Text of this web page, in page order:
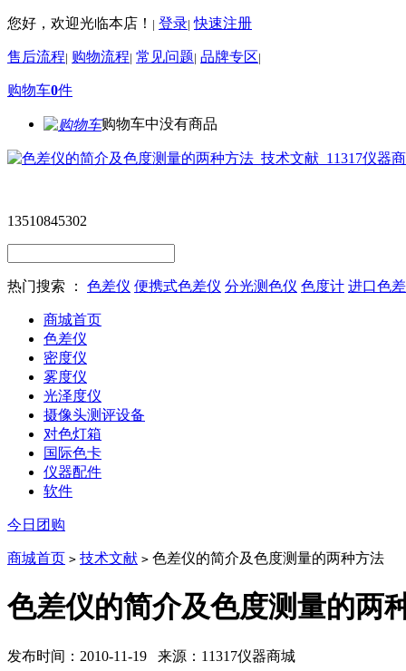
您好，欢迎光临本店！ | 登录| 快速注册
售后流程| 购物流程| 常见问题| 品牌专区|
购物车0件
购物车中没有商品
13510845302
热门搜索 ： 色差仪 便携式色差仪 分光测色仪 色度计 进口色
商城首页
色差仪
密度仪
雾度仪
光泽度仪
摄像头测评设备
对色灯箱
国际色卡
仪器配件
软件
今日团购
商城首页 > 技术文献 > 色差仪的简介及色度测量的两种方法
色差仪的简介及色度测量的两
发布时间：2010-11-19 来源：11317仪器商城